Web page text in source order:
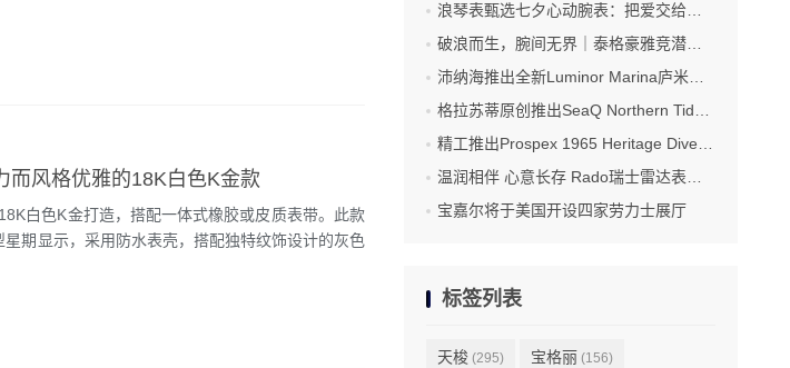
而风格优雅的18K白色K金款
白色K金打造，搭配一体式橡胶或皮质表带。此款
期显示，采用防水表壳，搭配独特纹饰设计的灰色
浪琴表甄选七夕心动腕表：把爱交给时间
破浪而生，腕间无界｜泰格豪雅竞潜系列腕表焕新登场
沛纳海推出全新Luminor Marina庐米诺系列腕表PAM01707 标志性设计融合高科技材质
格拉苏蒂原创推出SeaQ Northern Tide和SeaQ大日历Northern Tide限量版腕表
精工推出Prospex 1965 Heritage Diver HBC010限量版腕表
温润相伴 心意长存 Rado瑞士雷达表甄选七夕腕表臻礼
宝嘉尔将于美国开设四家劳力士展厅
标签列表
天梭 (295) 宝格丽 (156)